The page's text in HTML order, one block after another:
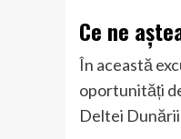
Ce ne
În această
oportunități
Deltei